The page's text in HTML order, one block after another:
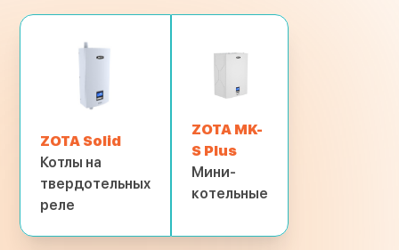
ZOTA Solid
Котлы на
твердотельных
реле
ZOTA MK-
S Plus
Мини-
котельные